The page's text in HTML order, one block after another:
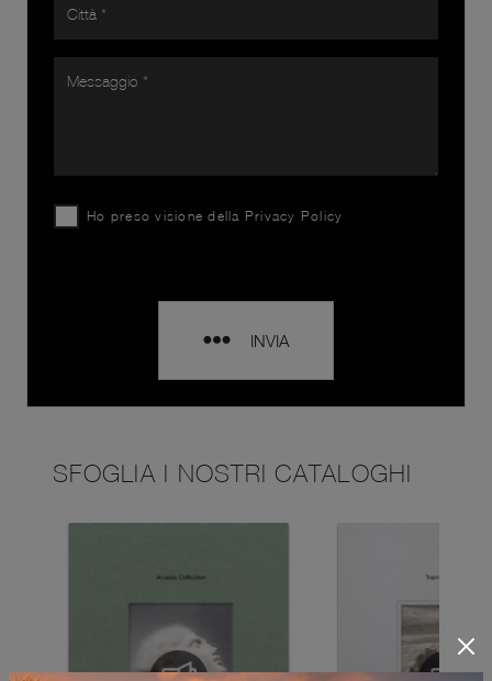
Ho preso visione della Privacy Policy
INVIA
SFOGLIA I NOSTRI CATALOGHI